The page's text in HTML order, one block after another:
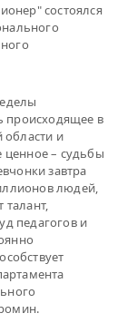
состоялся
происходящее в
и
ценное – судьбы
завтра
людей,
педагогов и